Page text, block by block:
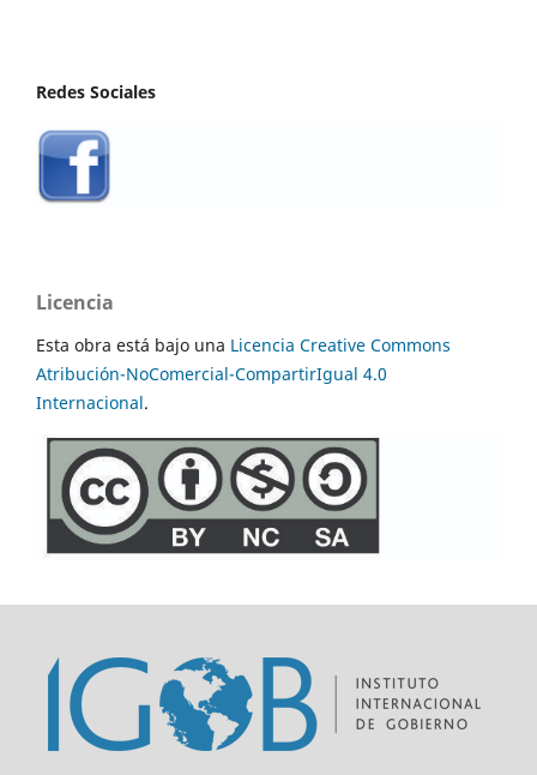
Redes Sociales
Licencia
Esta obra está bajo una Licencia Creative Commons
Atribución-NoComercial-CompartirIgual 4.0
Internacional.